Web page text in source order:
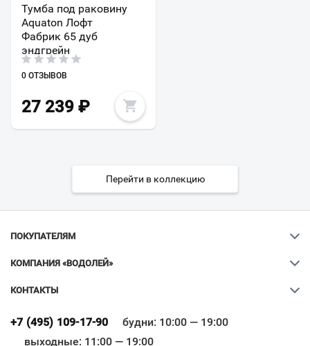
Тумба под раковину
Aquaton Лофт
Фабрик 65 дуб
эндгрейн
0 ОТЗЫВОВ
27 239 ₽
Перейти в коллекцию
ПОКУПАТЕЛЯМ
КОМПАНИЯ «ВОДОЛЕЙ»
КОНТАКТЫ
+7 (495) 109-17-90
будни: 10:00 — 19:00
выходные: 11:00 — 19:00